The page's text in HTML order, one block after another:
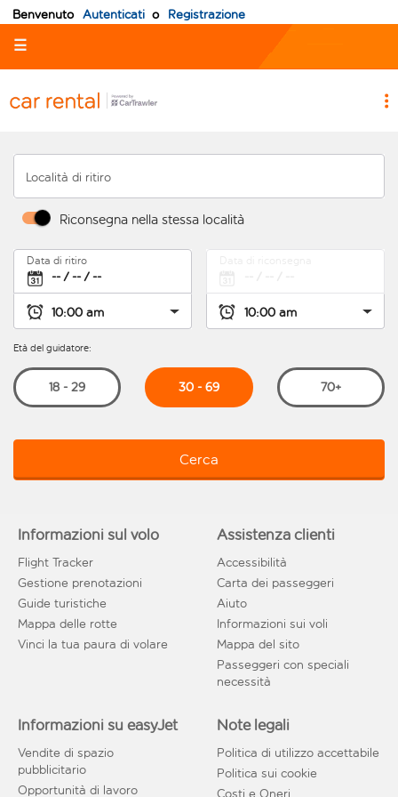
Benvenuto Autenticati o Registrazione
☰
Località di ritiro
Riconsegna nella stessa località
Data di ritiro
Età del guidatore:
18 - 29 30 - 69 70+
Cerca
Informazioni sul volo
Flight Tracker
Gestione prenotazioni
Guide turistiche
Mappa delle rotte
Vinci la tua paura di volare
Assistenza clienti
Accessibilità
Carta dei passeggeri
Aiuto
Informazioni sui voli
Mappa del sito
Passeggeri con speciali
necessità
Informazioni su easyJet
Vendite di spazio
pubblicitario
Opportunità di lavoro
Note legali
Politica di utilizzo accettabile
Politica sui cookie
Costi e Oneri